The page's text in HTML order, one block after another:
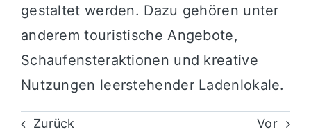
gestaltet werden. Dazu gehören unter
anderem touristische Angebote,
Schaufensteraktionen und kreative
Nutzungen leerstehender Ladenlokale.
Zurück Vor